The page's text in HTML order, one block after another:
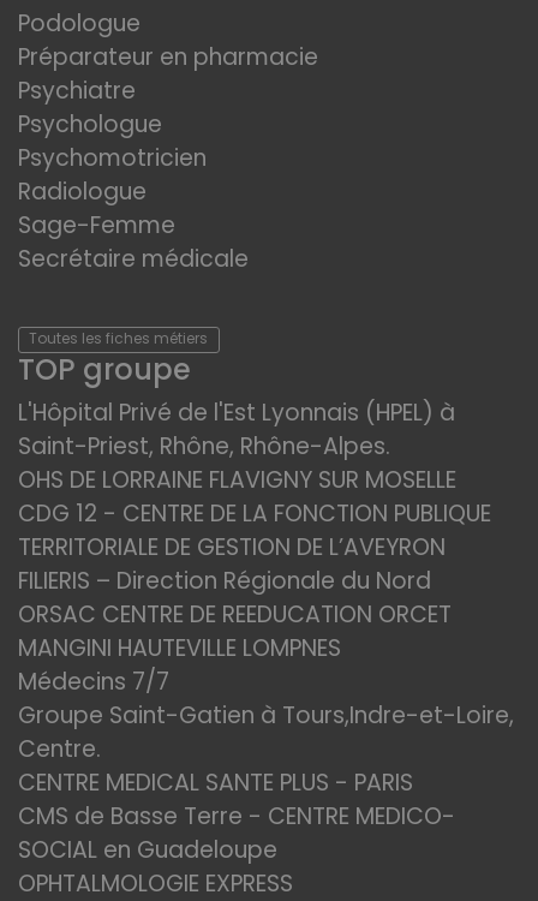
Podologue
Préparateur en pharmacie
Psychiatre
Psychologue
Psychomotricien
Radiologue
Sage-Femme
Secrétaire médicale
Toutes les fiches métiers
TOP groupe
L'Hôpital Privé de l'Est Lyonnais (HPEL) à
Saint-Priest, Rhône, Rhône-Alpes.
OHS DE LORRAINE FLAVIGNY SUR MOSELLE
CDG 12 - CENTRE DE LA FONCTION PUBLIQUE
TERRITORIALE DE GESTION DE L’AVEYRON
FILIERIS – Direction Régionale du Nord
ORSAC CENTRE DE REEDUCATION ORCET
MANGINI HAUTEVILLE LOMPNES
Médecins 7/7
Groupe Saint-Gatien à Tours,Indre-et-Loire,
Centre.
CENTRE MEDICAL SANTE PLUS - PARIS
CMS de Basse Terre - CENTRE MEDICO-
SOCIAL en Guadeloupe
OPHTALMOLOGIE EXPRESS